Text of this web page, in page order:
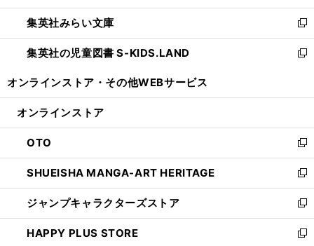
開
く
ウ
で
開
く
ン
ド
ウ
で
ウ
ィ
ン
ド
開
集英社みらい文庫
新
し
い
ン
ウ
で
開
く
集英社の児童図書 S-KIDS.LAND
新
ウ
ン
ド
ウ
で
開
く
オンラインストア・ その他WEBサービス
オンラインストア
OTO
新
し
い
ウ
ィ
ン
ド
SHUEISHA MANGA-ART HERITAGE
新
し
い
ウ
ィ
ジャンプキャラクターズストア
新
し
い
HAPPY PLUS STORE
新